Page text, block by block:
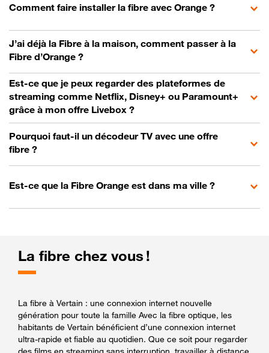
Comment faire installer la fibre avec Orange ?
J’ai déjà la Fibre à la maison, comment passer à la
Fibre d’Orange ?
Est-ce que je peux regarder des plateformes de
streaming comme Netflix, Disney+ ou Paramount+
grâce à mon offre Livebox ?
Pourquoi faut-il un décodeur TV avec une offre
fibre ?
Est-ce que la Fibre Orange est dans ma ville ?
La fibre chez vous !
La fibre à Vertain : une connexion internet nouvelle
génération pour toute la famille Avec la fibre optique, les
habitants de Vertain bénéficient d’une connexion internet
ultra-rapide et fiable au quotidien. Que ce soit pour regarder
des films en streaming sans interruption, travailler à distance